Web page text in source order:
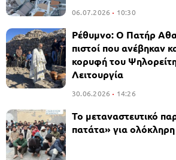
06.07.2026 10:30
Ρέθυμνο: Ο Πατήρ
πιστοί που ανέβηκαν
κορυφή του
Λειτουργία
30.06.2026 14:26
Το μεταναστευτικό
πατάτα» για